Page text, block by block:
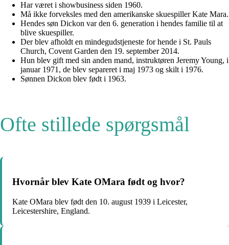
Har været i showbusiness siden 1960.
Må ikke forveksles med den amerikanske skuespiller Kate Mara.
Hendes søn Dickon var den 6. generation i hendes familie til at
blive skuespiller.
Der blev afholdt en mindegudstjeneste for hende i St. Pauls
Church, Covent Garden den 19. september 2014.
Hun blev gift med sin anden mand, instruktøren Jeremy Young, i
januar 1971, de blev separeret i maj 1973 og skilt i 1976.
Sønnen Dickon blev født i 1963.
Ofte stillede spørgsmål
Hvornår blev Kate OMara født og hvor?
Kate OMara blev født den 10. august 1939 i Leicester,
Leicestershire, England.